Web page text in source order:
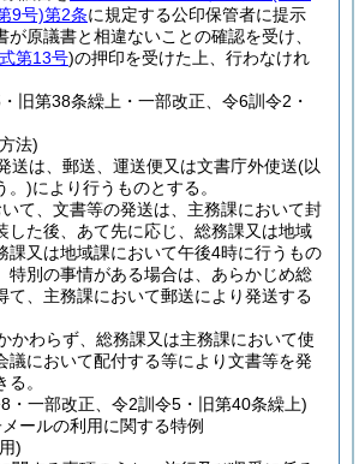
9号)第2条に規定する公印保管者に提示
が原議書と相違ないことの確認を受け、
第13号)の押印を受けた上、行わなけれ
旧第38条繰上・一部改正、令6訓令2・
法)
送は、郵送、運送便又は文書庁外使送(以
。)により行うものとする。
て、文書等の発送は、主務課において封
した後、あて先に応じ、総務課又は地域
課又は地域課において午後4時に行うもの
特別の事情がある場合は、あらかじめ総
て、主務課において郵送により発送する
かわらず、総務課又は主務課において使
議において配付する等により文書等を発
。
・一部改正、令2訓令5・旧第40条繰上)
ールの利用に関する特例
)